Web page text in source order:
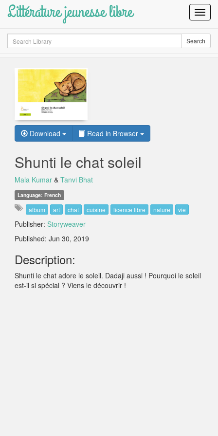
Littérature jeunesse libre
Search Search
Download Read in Browser
Shunti le chat soleil
Mala Kumar & Tanvi Bhat
Language: French
album art chat cuisine licence libre nature vie
Publisher: Storyweaver
Published: Jun 30, 2019
Description:
Shunti le chat adore le soleil. Dadaji aussi ! Pourquoi le soleil
est-il si spécial ? Viens le découvrir !